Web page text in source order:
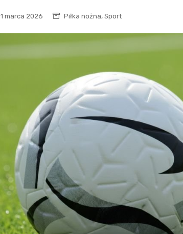
1 marca 2026 Piłka nożna, Sport